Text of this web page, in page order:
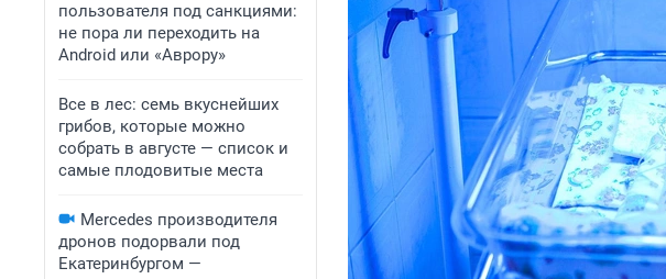
пользователя под санкциями:
не пора ли переходить на
Android или «Аврору»
Все в лес: семь вкуснейших
грибов, которые можно
собрать в августе — список и
самые плодовитые места
Mercedes производителя
дронов подорвали под
Екатеринбургом —